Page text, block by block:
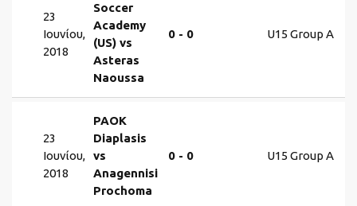
23
Ιουνίου,
2018
Soccer
Academy
(US) vs
Asteras
Naoussa
0 - 0 U15 Group A
23
Ιουνίου,
2018
PAOK
Diaplasis
vs
Anagennisi
Prochoma
0 - 0 U15 Group A